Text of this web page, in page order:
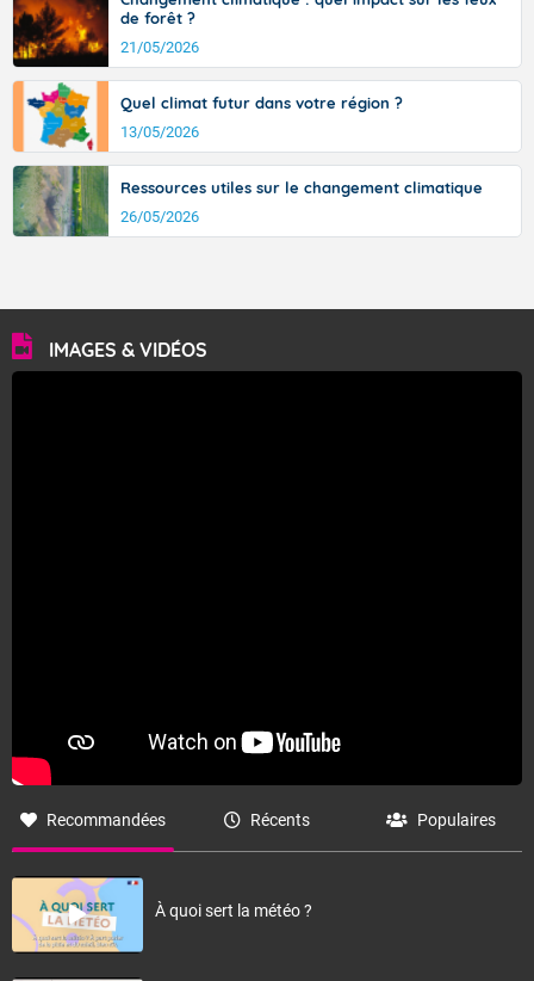
de forêt ?
21/05/2026
Quel climat futur dans votre région ?
13/05/2026
Ressources utiles sur le changement climatique
26/05/2026
IMAGES & VIDÉOS
Recommandées Récents Populaires
À quoi sert la météo ?